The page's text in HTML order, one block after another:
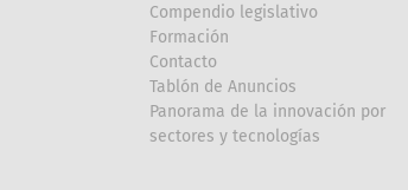
Compendio legislativo
Formación
Contacto
Tablón de Anuncios
Panorama de la innovación por
sectores y tecnologías